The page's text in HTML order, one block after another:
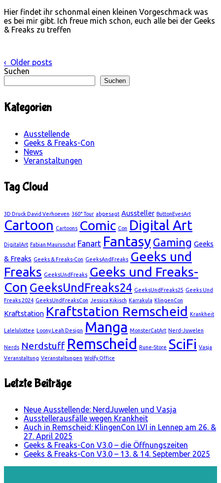
Hier findet ihr schonmal einen kleinen Vorgeschmack was
es bei mir gibt. Ich freue mich schon, euch alle bei der Geeks
& Freaks zu treffen
‹ Older posts
Suchen
Suchen
Kategorien
Ausstellende
Geeks & Freaks-Con
News
Veranstaltungen
Tag Cloud
3D Druck David Verhoeven 360° Tour abgesagt Aussteller ButtonEyesArt
Cartoon Cartoons Comic Con Digital Art
DigitalArt Fabian Mauruschat Fanart Fantasy Gaming Geeks
& Freaks Geeks & Freaks-Con GeeksAndFreaks Geeks und
Freaks GeeksUndFreaks Geeks und Freaks-
Con GeeksUndFreaks24 GeeksUndFreaks25 Geeks Und
Freaks 2024 GeeksUndFreaksCon Jessica Kikisch Karrakula KlingenCon
Kraftstation Kraftstation Remscheid Krankheit
Lalelulottee Loony Leah Design Manga MonsterCatArt Nerd-Juwelen
Nerds Nerdstuff Remscheid Rune-Store SciFi Vasja
Veranstaltung Veranstaltungen Wolfy Office
Letzte Beiträge
Neue Ausstellende: NerdJuwelen und Vasja
Ausstellerausfälle wegen Krankheit
Auch in Remscheid: KlingenCon LVI in Lennep am 26. &
27. April 2025
Geeks & Freaks-Con V3.0 – die Öffnungszeiten
Geeks & Freaks-Con V3.0 – 13. & 14. September 2025